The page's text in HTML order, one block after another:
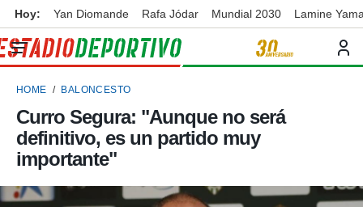
de
por
para
la
que se
calidad.
a este
las
Hoy: Yan Diomande Rafa Jódar Mundial 2030 Lamine
HOME BALONCESTO
Curro Segura: "Aunque no será
definitivo, es un partido muy
importante"